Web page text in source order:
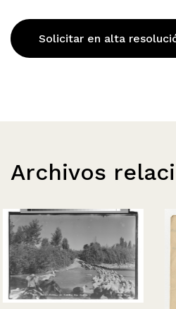
Solicitar en alta
Archivos